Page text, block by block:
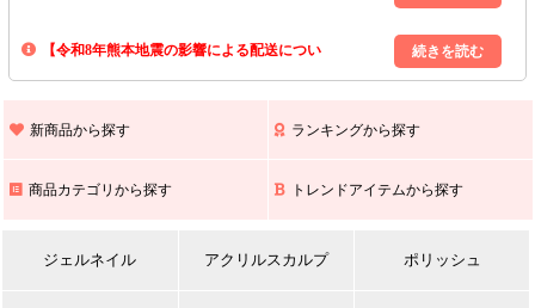
8/13(木)～8/16(日)の間｢出荷業務・お問い合わせ業務｣はお休みいたしま
上記期間中のご注文・お問い合わせは8/17(月)以降の対応となりますので
【令和8年熊本地震の影響による配送につい
また､ 九州全域でお荷物のお届けに遅延が生じております｡
新商品から探す ランキングから探す
商品カテゴリから探す トレンドアイテムから探す
ジェルネイル アクリルスカルプ ポリッシュ